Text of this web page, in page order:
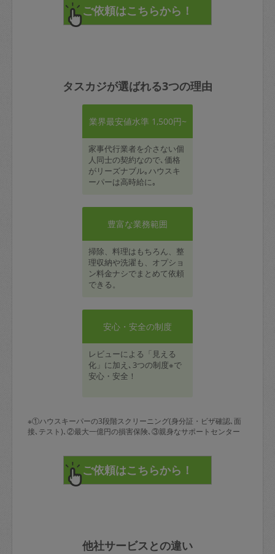
タスカジが選ばれる3つの理由
業界最安値水準 1,500円~
家事代行業者を介さない個
人同士の契約なので､価格
がリーズナブル｡ハウスキ
ーパーは高時給に｡
豊富な業務範囲
掃除、料理はもちろん、整
理収納や洗濯も、オプショ
ン料金ナシでまとめて依頼
できる。
安心・安全の制度
レビューによる「見える
化」に加え､3つの制度※で
安心・安全！
※①ハウスキーパーの3段階スクリーニング(身分証・ビザ確認､面
接､テスト)､②最大一億円の損害保険､③親身なサポートセンター
他社サービスとの違い